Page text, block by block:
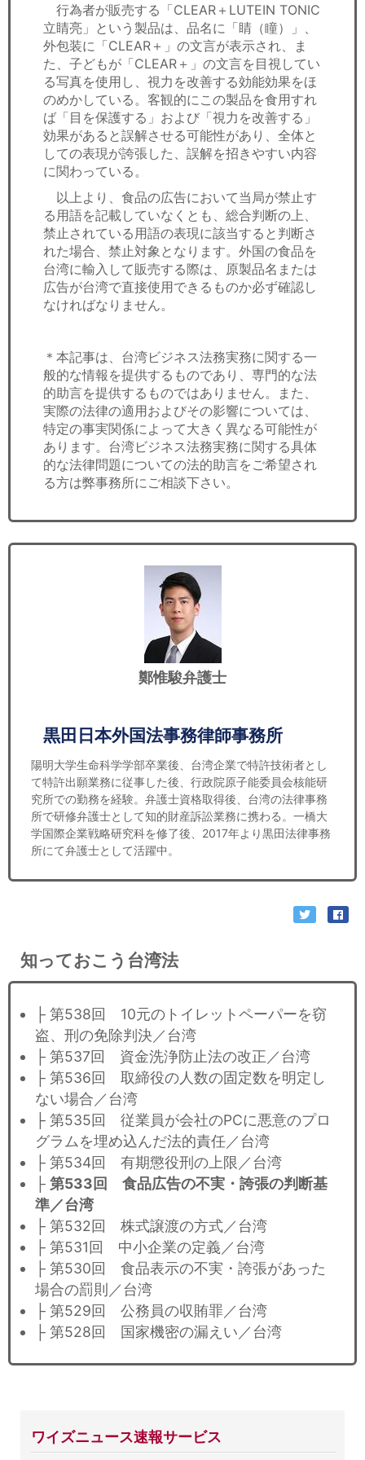
行為者が販売する「CLEAR＋LUTEIN TONIC
立睛亮」という製品は、品名に「睛（瞳）」、
外包装に「CLEAR＋」の文言が表示され、ま
た、子どもが「CLEAR＋」の文言を目視してい
る写真を使用し、視力を改善する効能効果をほ
のめかしている。客観的にこの製品を食用すれ
ば「目を保護する」および「視力を改善する」
効果があると誤解させる可能性があり、全体と
しての表現が誇張した、誤解を招きやすい内容
に関わっている。
以上より、食品の広告において当局が禁止す
る用語を記載していなくとも、総合判断の上、
禁止されている用語の表現に該当すると判断さ
れた場合、禁止対象となります。外国の食品を
台湾に輸入して販売する際は、原製品名または
広告が台湾で直接使用できるものか必ず確認し
なければなりません。
＊本記事は、台湾ビジネス法務実務に関する一
般的な情報を提供するものであり、専門的な法
的助言を提供するものではありません。また、
実際の法律の適用およびその影響については、
特定の事実関係によって大きく異なる可能性が
あります。台湾ビジネス法務実務に関する具体
的な法律問題についての法的助言をご希望され
る方は弊事務所にご相談下さい。
鄭惟駿弁護士
黒田日本外国法事務律師事務所
陽明大学生命科学学部卒業後、台湾企業で特許技術者とし
て特許出願業務に従事した後、行政院原子能委員会核能研
究所での勤務を経験。弁護士資格取得後、台湾の法律事務
所で研修弁護士として知的財産訴訟業務に携わる。一橋大
学国際企業戦略研究科を修了後、2017年より黒田法律事務
所にて弁護士として活躍中。
知っておこう台湾法
├ 第538回 10元のトイレットペーパーを窃
盗、刑の免除判決／台湾
├ 第537回 資金洗浄防止法の改正／台湾
├ 第536回 取締役の人数の固定数を明定し
ない場合／台湾
├ 第535回 従業員が会社のPCに悪意のプロ
グラムを埋め込んだ法的責任／台湾
├ 第534回 有期懲役刑の上限／台湾
├ 第533回 食品広告の不実・誇張の判断基
準／台湾
├ 第532回 株式譲渡の方式／台湾
├ 第531回 中小企業の定義／台湾
├ 第530回 食品表示の不実・誇張があった
場合の罰則／台湾
├ 第529回 公務員の収賄罪／台湾
├ 第528回 国家機密の漏えい／台湾
ワイズニュース速報サービス